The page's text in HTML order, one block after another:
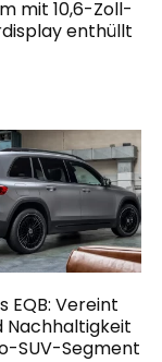
mit 10,6-Zoll-
enthüllt
EQB: Vereint
Nachhaltigkeit
SUV-Segment